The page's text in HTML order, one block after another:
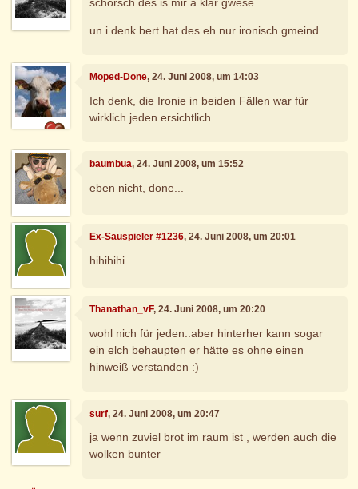
un i denk bert hat des eh nur ironisch gmeind...
Moped-Done, 24. Juni 2008, um 14:03
Ich denk, die Ironie in beiden Fällen war für
wirklich jeden ersichtlich...
baumbua, 24. Juni 2008, um 15:52
eben nicht, done...
Ex-Sauspieler #1236, 24. Juni 2008, um 20:01
hihihihi
Thanathan_vF, 24. Juni 2008, um 20:20
wohl nich für jeden..aber hinterher kann sogar
ein elch behaupten er hätte es ohne einen
hinweiß verstanden :)
surf, 24. Juni 2008, um 20:47
ja wenn zuviel brot im raum ist , werden auch die
wolken bunter